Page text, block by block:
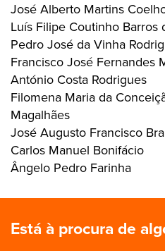
José Alberto Martins
Luís Filipe Coutinho Barros
Pedro José da Vinha
Francisco José Fernandes
António Costa Rodrigues
Filomena Maria da
Magalhães
José Augusto Francisco
Carlos Manuel Bonifácio
Ângelo Pedro Farinha
Está à procura de